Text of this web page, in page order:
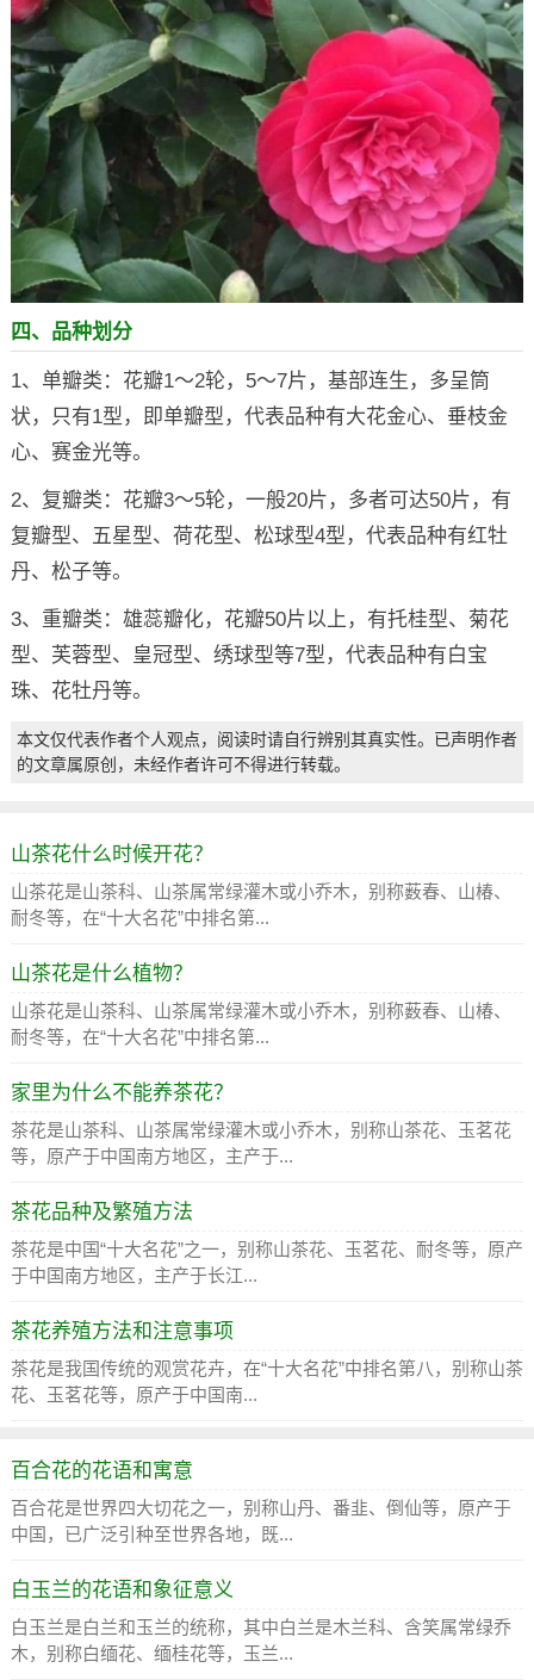
四、品种划分
1、单瓣类：花瓣1～2轮，5～7片，基部连生，多呈筒
状，只有1型，即单瓣型，代表品种有大花金心、垂枝金
心、赛金光等。
2、复瓣类：花瓣3～5轮，一般20片，多者可达50片，有
复瓣型、五星型、荷花型、松球型4型，代表品种有红牡
丹、松子等。
3、重瓣类：雄蕊瓣化，花瓣50片以上，有托桂型、菊花
型、芙蓉型、皇冠型、绣球型等7型，代表品种有白宝
珠、花牡丹等。
本文仅代表作者个人观点，阅读时请自行辨别其真实性。已声明作者
的文章属原创，未经作者许可不得进行转载。
山茶花什么时候开花？
山茶花是山茶科、山茶属常绿灌木或小乔木，别称薮春、山椿、
耐冬等，在“十大名花”中排名第...
山茶花是什么植物？
山茶花是山茶科、山茶属常绿灌木或小乔木，别称薮春、山椿、
耐冬等，在“十大名花”中排名第...
家里为什么不能养茶花？
茶花是山茶科、山茶属常绿灌木或小乔木，别称山茶花、玉茗花
等，原产于中国南方地区，主产于...
茶花品种及繁殖方法
茶花是中国“十大名花”之一，别称山茶花、玉茗花、耐冬等，原产
于中国南方地区，主产于长江...
茶花养殖方法和注意事项
茶花是我国传统的观赏花卉，在“十大名花”中排名第八，别称山茶
花、玉茗花等，原产于中国南...
百合花的花语和寓意
百合花是世界四大切花之一，别称山丹、番韭、倒仙等，原产于
中国，已广泛引种至世界各地，既...
白玉兰的花语和象征意义
白玉兰是白兰和玉兰的统称，其中白兰是木兰科、含笑属常绿乔
木，别称白缅花、缅桂花等，玉兰...